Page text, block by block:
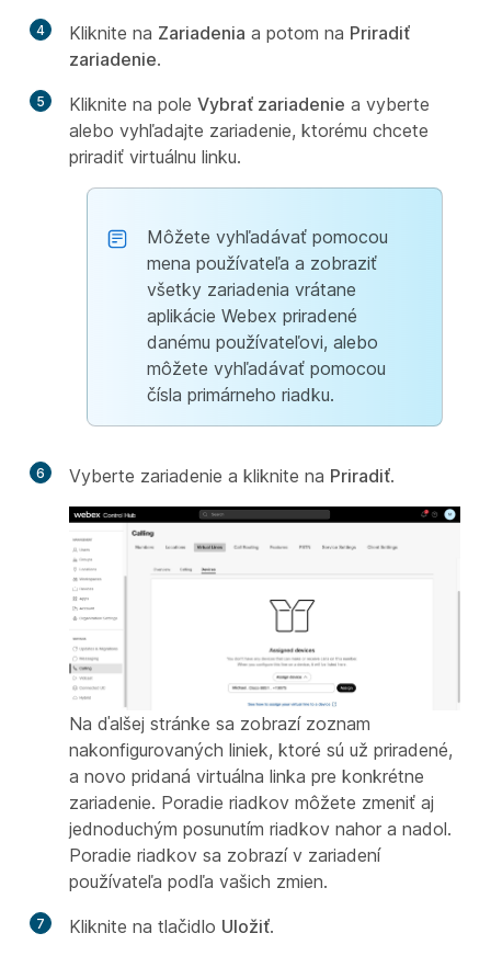
4 Kliknite na Zariadenia a potom na Priradiť
zariadenie.
5 Kliknite na pole Vybrať zariadenie a vyberte
alebo vyhľadajte zariadenie, ktorému chcete
priradiť virtuálnu linku.
Môžete vyhľadávať pomocou
mena používateľa a zobraziť
všetky zariadenia vrátane
aplikácie Webex priradené
danému používateľovi, alebo
môžete vyhľadávať pomocou
čísla primárneho riadku.
6 Vyberte zariadenie a kliknite na Priradiť.
Na ďalšej stránke sa zobrazí zoznam
nakonfigurovaných liniek, ktoré sú už priradené,
a novo pridaná virtuálna linka pre konkrétne
zariadenie. Poradie riadkov môžete zmeniť aj
jednoduchým posunutím riadkov nahor a nadol.
Poradie riadkov sa zobrazí v zariadení
používateľa podľa vašich zmien.
7 Kliknite na tlačidlo Uložiť.